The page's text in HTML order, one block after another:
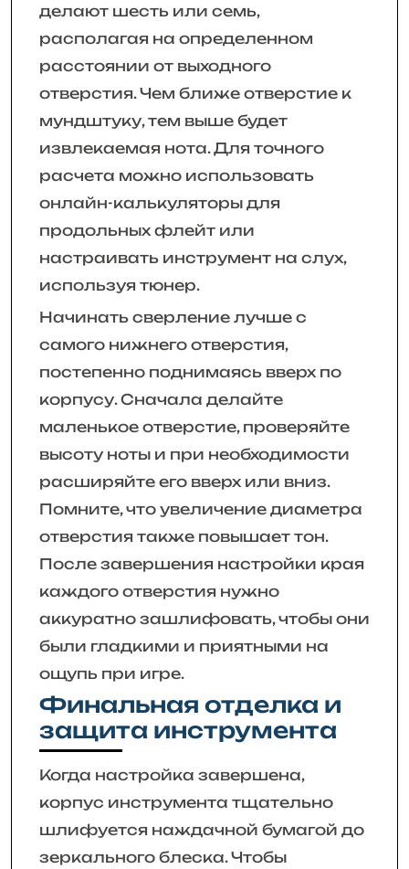
делают шесть или семь,
располагая на определенном
расстоянии от выходного
отверстия. Чем ближе отверстие к
мундштуку, тем выше будет
извлекаемая нота. Для точного
расчета можно использовать
онлайн-калькуляторы для
продольных флейт или
настраивать инструмент на слух,
используя тюнер.
Начинать сверление лучше с
самого нижнего отверстия,
постепенно поднимаясь вверх по
корпусу. Сначала делайте
маленькое отверстие, проверяйте
высоту ноты и при необходимости
расширяйте его вверх или вниз.
Помните, что увеличение диаметра
отверстия также повышает тон.
После завершения настройки края
каждого отверстия нужно
аккуратно зашлифовать, чтобы они
были гладкими и приятными на
ощупь при игре.
Финальная отделка и
защита инструмента
Когда настройка завершена,
корпус инструмента тщательно
шлифуется наждачной бумагой до
зеркального блеска. Чтобы